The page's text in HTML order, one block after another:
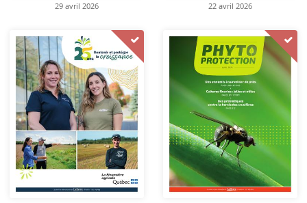
29 avril 2026 22 avril 2026